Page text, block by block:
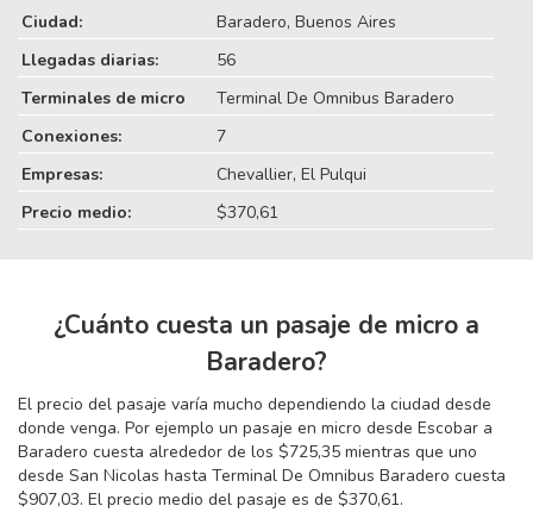
Ciudad:
Baradero, Buenos Aires
Llegadas diarias:
56
Terminales de micro
Terminal De Omnibus Baradero
Conexiones:
7
Empresas:
Chevallier, El Pulqui
Precio medio:
$370,61
¿Cuánto cuesta un pasaje de micro a
Baradero?
El precio del pasaje varía mucho dependiendo la ciudad desde
donde venga. Por ejemplo un pasaje en micro desde Escobar a
Baradero cuesta alrededor de los $725,35 mientras que uno
desde San Nicolas hasta Terminal De Omnibus Baradero cuesta
$907,03. El precio medio del pasaje es de $370,61.